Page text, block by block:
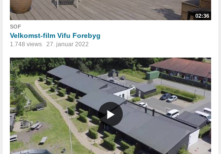
02:36
SOF
Velkomst-film Vifu Forebyg
1.748 views 27. januar 2022